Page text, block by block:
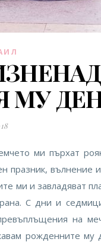
МУ
ми пърхат
празник, вълнение
ми и завладяват
С дни и
на
рожденните му